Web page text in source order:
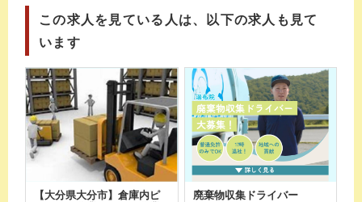
この求人を見ている人は、以下の求人も見て
います
【大分県大分市】倉庫内ピ
廃棄物収集ドライバー